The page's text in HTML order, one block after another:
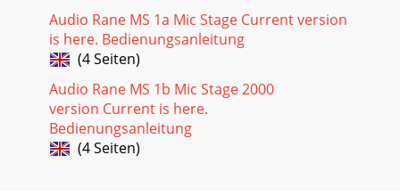
Audio Rane MS 1a Mic Stage Current version
is here. Bedienungsanleitung
(4 Seiten)
Audio Rane MS 1b Mic Stage 2000
version Current is here.
Bedienungsanleitung
(4 Seiten)